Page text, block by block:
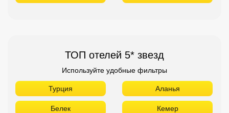
ТОП отелей 5* звезд
Используйте удобные фильтры
Турция Аланья
Белек Кемер